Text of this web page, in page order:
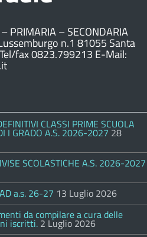
PRIMARIA – SECONDARIA
n.1 81055 Santa
fax 0823.799213 E-Mail:
CLASSI PRIME SCUOLA
I GRADO A.S. 2026-2027 28
SCOLASTICHE A.S. 2026-2027
a.s. 26-27 13 Luglio 2026
da compilare a cura delle
iscritti. 2 Luglio 2026